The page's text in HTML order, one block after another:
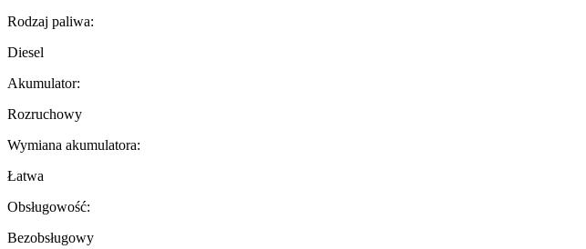
Rodzaj paliwa:
Diesel
Akumulator:
Rozruchowy
Wymiana akumulatora:
Łatwa
Obsługowość:
Bezobsługowy